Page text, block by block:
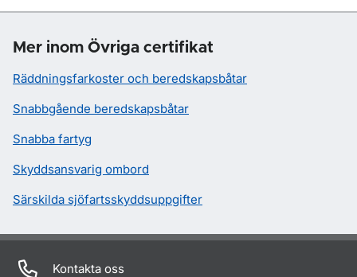
Mer inom Övriga certifikat
Räddningsfarkoster och beredskapsbåtar
Snabbgående beredskapsbåtar
Snabba fartyg
Skyddsansvarig ombord
Särskilda sjöfartsskyddsuppgifter
Kontakta oss